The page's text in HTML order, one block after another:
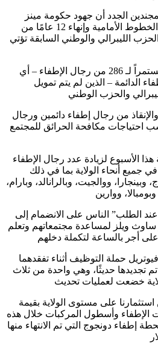
الجدد أن جهود حكومة مينز
العمالية لجذب العاملين في الخطوط الأمامية وإنهاء 12 عامًا من
الليبرالي والوطني السابقة تؤتي
كما قدمت الحكومة تمويلاً مستمراً لـ 286 من رجال الإطفاء – أي
قوة الإطفاء الدائمة – الذين لم يتم تمويل
من رجال إطفاء دائمين ورجال
احتياجات مكافحة الحرائق للمجتمع
الأسبوع لزيادة عدد رجال الإطفاء
جميع أنحاء الولاية بما في ذلك
وبينجارا، ووالجيت، وبالرانالد، وبارام،
الطلب” الناس على الانضمام إلى
ساوث ويلز لمساعدة مجتمعاتهم وتعلم
حملة التوظيف أثناء تفقدهما
تجديدها حديثًا، وهي واحدة من ثلاث
على مستوى الولاية بقيمة
الإطفاء وأسطول المركبات خلال هذه
إطفاء دونجوج التي تم الانتهاء منها